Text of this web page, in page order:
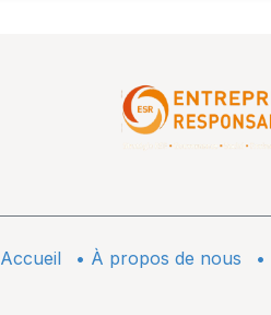
Accueil • À propos de nous •